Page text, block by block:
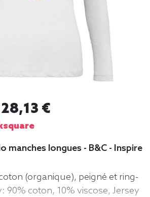
28,13 €
manches longues - B&C - Inspire
(organique), peigné et ring-
90% coton, 10% viscose, Jersey